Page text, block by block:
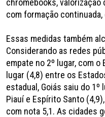
chromebooks,
com formação
Essas medidas também
Considerando as redes
empate no 2º lugar, com o
lugar (4,8) entre os
estadual, Goiás saiu do 1º
Piauí e Espírito Santo
com nota 5,1. As cidades